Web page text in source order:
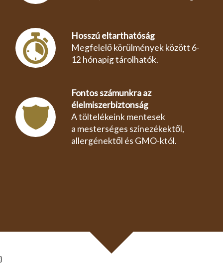
Hosszú eltarthatóság
Megfelelő körülmények között 6-
12 hónapig tárolhatók.
Fontos számunkra az
élelmiszerbiztonság
A töltelékeink mentesek
a mesterséges színezékektől,
allergénektől és GMO-któl.
}